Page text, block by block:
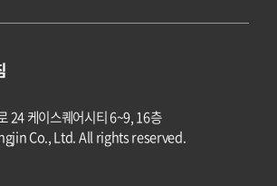
24 케이스퀘어시티 6~9, 16층
Co., Ltd. All rights reserved.